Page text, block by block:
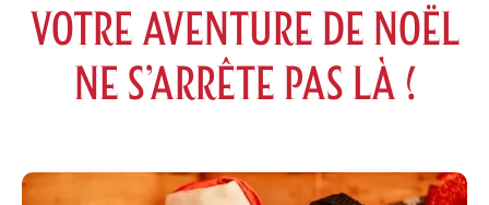
VOTRE AVENTURE DE NOËL
NE S’ARRÊTE PAS LÀ !